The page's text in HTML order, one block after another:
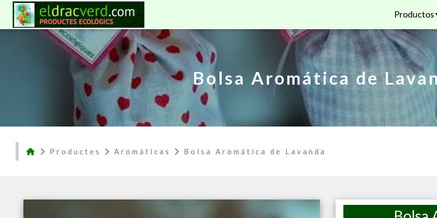
Productos
Bolsa Aromática de
Productes Aromáticas Bolsa Aromática de Lavanda